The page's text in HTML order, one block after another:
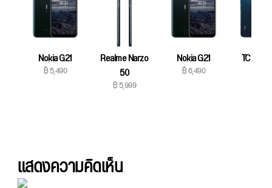
Nokia G21
฿ 5,490
Realme Narzo
50
฿ 5,999
Nokia G21
฿ 6,490
TCL 20
แสดงความคิดเห็น